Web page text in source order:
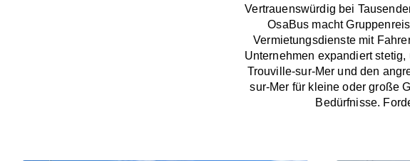
Vertrauenswürdig bei
OsaBus macht
Vermietungsdienste mit
Unternehmen expandiert
Trouville-sur-Mer und den
sur-Mer für kleine oder große
Bedürfnisse.